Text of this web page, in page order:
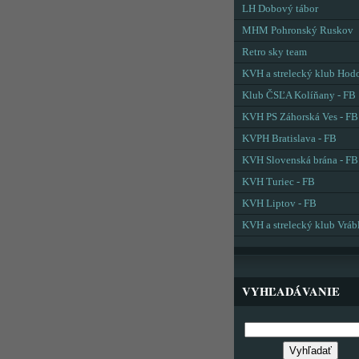
LH Dobový tábor
MHM Pohronský Ruskov
Retro sky team
KVH a strelecký klub
Klub ČSĽA Kolíňany - FB
KVH PS Záhorská Ves - FB
KVPH Bratislava - FB
KVH Slovenská brána - FB
KVH Turiec - FB
KVH Liptov - FB
KVH a strelecký klub
VYHĽADÁVANIE